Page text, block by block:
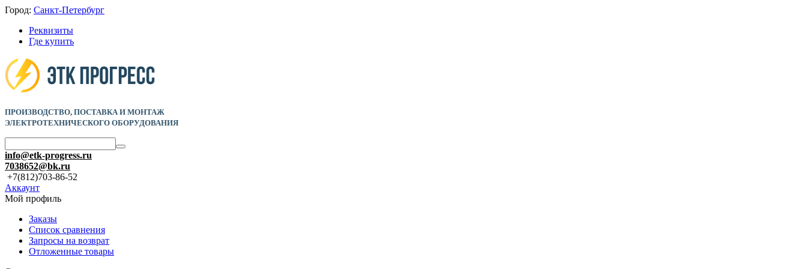
Город: Санкт-Петербург
Реквизиты
Где купить
ПРОИЗВОДСТВО, ПОСТАВКА И МОНТАЖ
ЭЛЕКТРОТЕХНИЧЕСКОГО ОБОРУДОВАНИЯ
info@etk-progress.ru
7038652@bk.ru
+7(812)703-86-52
Аккаунт
Мой профиль
Заказы
Список сравнения
Запросы на возврат
Отложенные товары